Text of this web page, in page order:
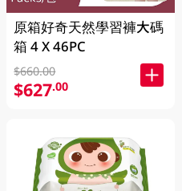
原箱好奇天然學習褲大碼
箱 4 X 46PC
$660.00
$627.00